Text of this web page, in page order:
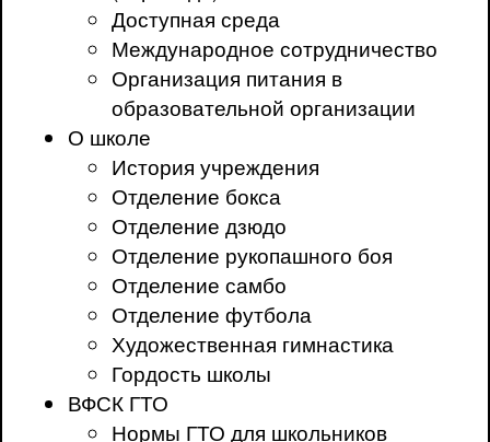
Доступная среда
Международное сотрудничество
Организация питания в
образовательной организации
О школе
История учреждения
Отделение бокса
Отделение дзюдо
Отделение рукопашного боя
Отделение самбо
Отделение футбола
Художественная гимнастика
Гордость школы
ВФСК ГТО
Нормы ГТО для школьников